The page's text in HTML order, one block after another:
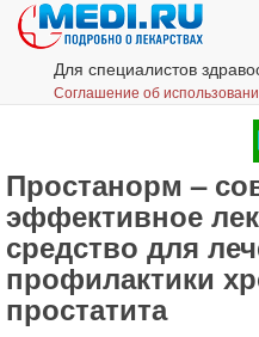
Для специалистов
Соглашение об
Простанорм –
эффективное
средство для
профилактики
простатита